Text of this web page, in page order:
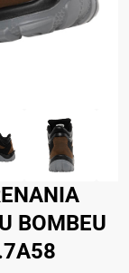
BOMBEU